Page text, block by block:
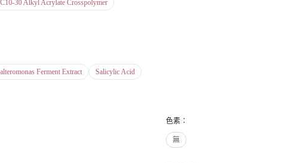
30 Alkyl Acrylate Crosspolymer
Ferment Extract Salicylic Acid
色素 ：
無